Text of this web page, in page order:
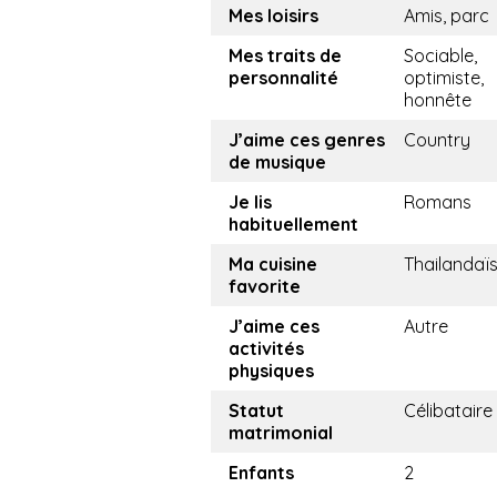
Mes loisirs
Amis, parc
Mes traits de
personnalité
Sociable,
optimiste,
honnête
J’aime ces genres
de musique
Country
Je lis
habituellement
Romans
Ma cuisine
favorite
J’aime ces
activités
physiques
Autre
Statut
matrimonial
Célibataire
Enfants 2